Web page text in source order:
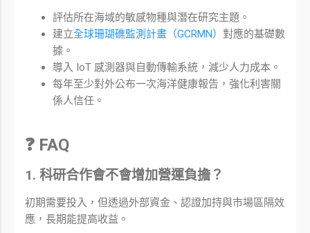
評估所在海域的敏感物種與潛在研究主題。
建立全球珊瑚礁監測計畫（GCRMN） 對應的基礎數
據。
導入 IoT 感測器與自動傳輸系統，減少人力成本。
每年至少對外公布一次海洋健康報告，強化利害關
係人信任。
❓ FAQ
1. 科研合作會不會增加營運負擔？
初期需要投入，但透過外部資金、認證加持與市場區隔效
應，長期能提高收益。